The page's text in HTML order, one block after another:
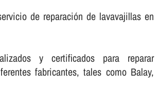
de reparación de lavavajillas en
y certificados para reparar
fabricantes, tales como Balay,